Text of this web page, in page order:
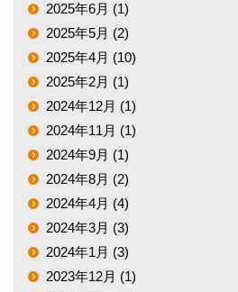
2025年6月 (1)
2025年5月 (2)
2025年4月 (10)
2025年2月 (1)
2024年12月 (1)
2024年11月 (1)
2024年9月 (1)
2024年8月 (2)
2024年4月 (4)
2024年3月 (3)
2024年1月 (3)
2023年12月 (1)